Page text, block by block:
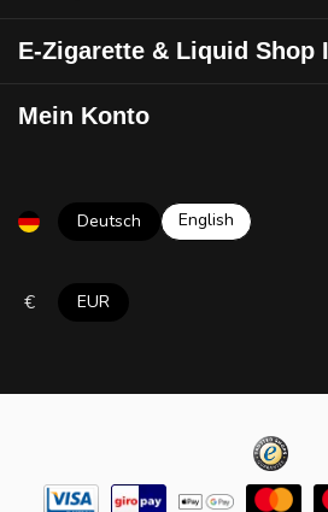
E-Zigarette & Liquid Shop
Mein Konto
Deutsch English
€ EUR